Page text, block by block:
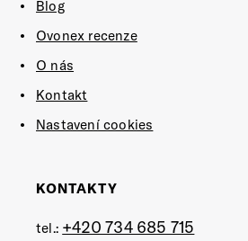
Blog
Ovonex recenze
O nás
Kontakt
Nastavení cookies
KONTAKTY
tel.: +420 734 685 715